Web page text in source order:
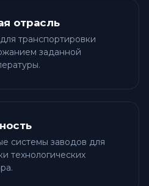
отрасль
транспортировки
заданной
системы заводов для
технологических